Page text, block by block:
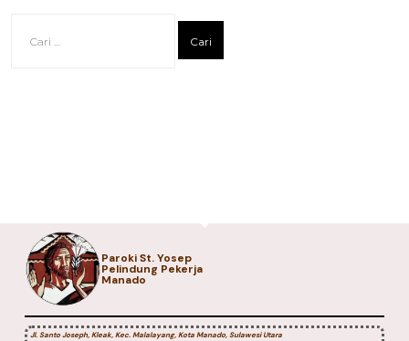
Paroki St. Yosep
Pelindung Pekerja
Manado
Jl. Santo Joseph, Kleak, Kec. Malalayang, Kota Manado, Sulawesi Utara